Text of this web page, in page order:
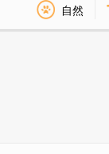
自然